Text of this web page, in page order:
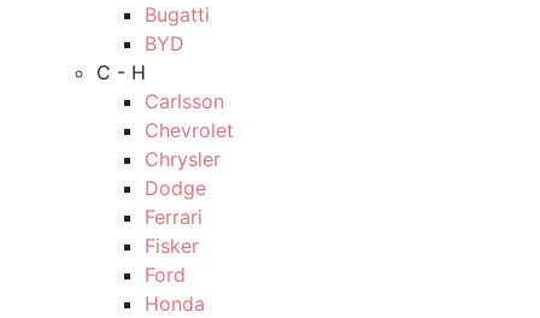
Bugatti
BYD
C - H
Carlsson
Chevrolet
Chrysler
Dodge
Ferrari
Fisker
Ford
Honda